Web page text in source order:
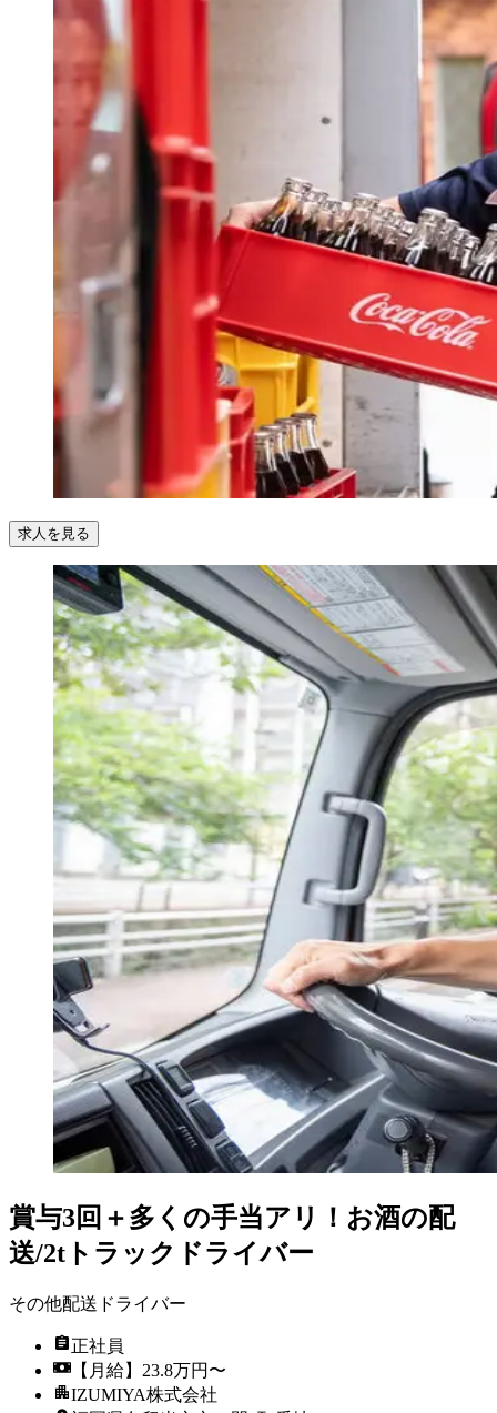
求人を見る
賞与3回＋多くの手当アリ！お酒の配
送/2tトラックドライバー
その他配送ドライバー
正社員
【月給】23.8万円〜
IZUMIYA株式会社